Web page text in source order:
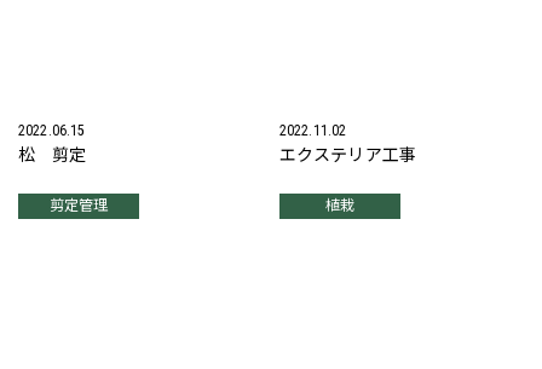
2022.06.15
松 剪定
2022.11.02
エクステリア工事
剪定管理 植栽